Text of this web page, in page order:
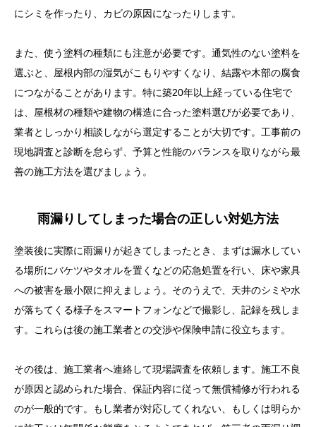
にシミを作ったり、カビの原因になったりします。
また、使う塗料の種類にも注意が必要です。通気性のない塗料を
選ぶと、屋根内部の湿気がこもりやすくなり、結露や木部の腐食
につながることがあります。特に築20年以上経っている住宅で
は、屋根材の種類や建物の構造に合った塗料選びが必要であり、
業者としっかり相談しながら選定することが大切です。工事前の
現地調査と診断を怠らず、予算と性能のバランスを取りながら最
善の施工方法を選びましょう。
雨漏りしてしまった場合の正しい対処方法
塗装後に実際に雨漏りが起きてしまったとき、まずは漏水してい
る場所にバケツやタオルを置くなどの応急処置を行い、床や家具
への被害を最小限に抑えましょう。そのうえで、天井のシミや水
が落ちてくる様子をスマートフォンなどで撮影し、記録を残しま
す。これらは後の施工業者との交渉や保険申請に役立ちます。
その後は、施工業者へ連絡して現場調査を依頼します。施工不良
が原因と認められた場合、保証内容に従って無償補修が行われる
のが一般的です。もし業者が対応してくれない、もしくは明らか